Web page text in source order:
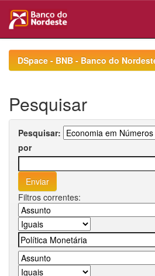
navigationDSpace - BNB - Banco do
Pesquisar
Pesquisar:
por
Filtros correntes: